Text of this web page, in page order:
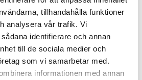
tillhandahålla funktioner
analysera vår trafik. Vi
identifierare och annan
till de sociala medier och
som vi samarbetar med.
informationen med annan
Lägg till i favoriter
BIB-BF0552
skickas från oss inom 0-1 vardagar